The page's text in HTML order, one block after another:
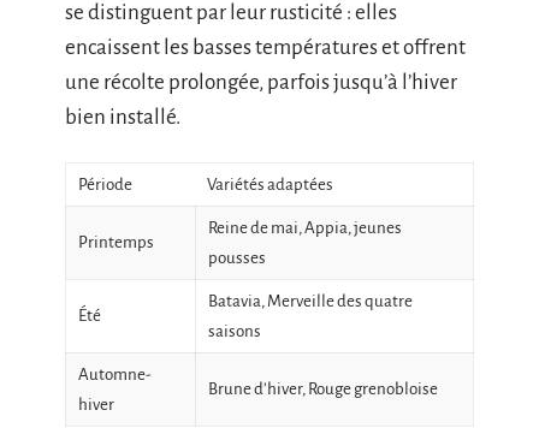
se distinguent par leur rusticité : elles
encaissent les basses températures et offrent
une récolte prolongée, parfois jusqu’à l’hiver
bien installé.
Période Variétés adaptées
Printemps
Reine de mai, Appia, jeunes
pousses
Été
Batavia, Merveille des quatre
saisons
Automne-
hiver
Brune d’hiver, Rouge grenobloise